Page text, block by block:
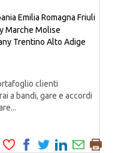
Emilia Romagna Friuli
Marche Molise
Trentino Alto Adige
clienti
a bandi, gare e accordi